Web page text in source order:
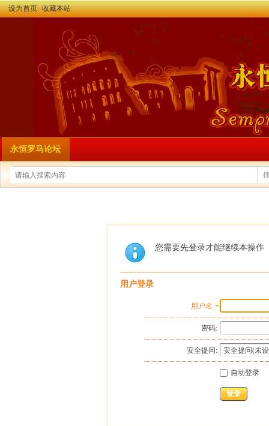
设为首页 收藏本站
永恒罗马论坛
您需要先登录才能继续本操作
用户登录
用户名
密码:
安全提问:
自动登录
登录